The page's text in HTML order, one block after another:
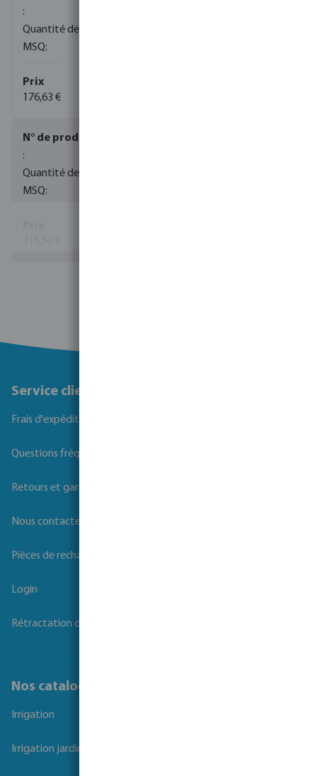
176,63 €
Service client
Frais d'expédition
Questions fréquemment posées
Retours et garanties
Nous contacter
Pièces de rechange
Login
Rétractation du contrat
Nos catalogues
Irrigation
Irrigation jardins et parcs